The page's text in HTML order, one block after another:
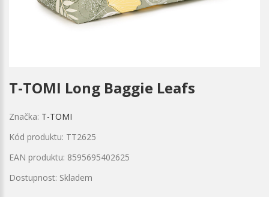
T-TOMI Long Baggie Leafs
Značka: T-TOMI
Kód produktu: TT2625
EAN produktu: 8595695402625
Dostupnost: Skladem